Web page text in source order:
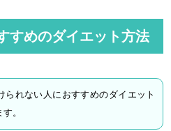
すめのダイエット方法
られない人におすすめのダイエット
。